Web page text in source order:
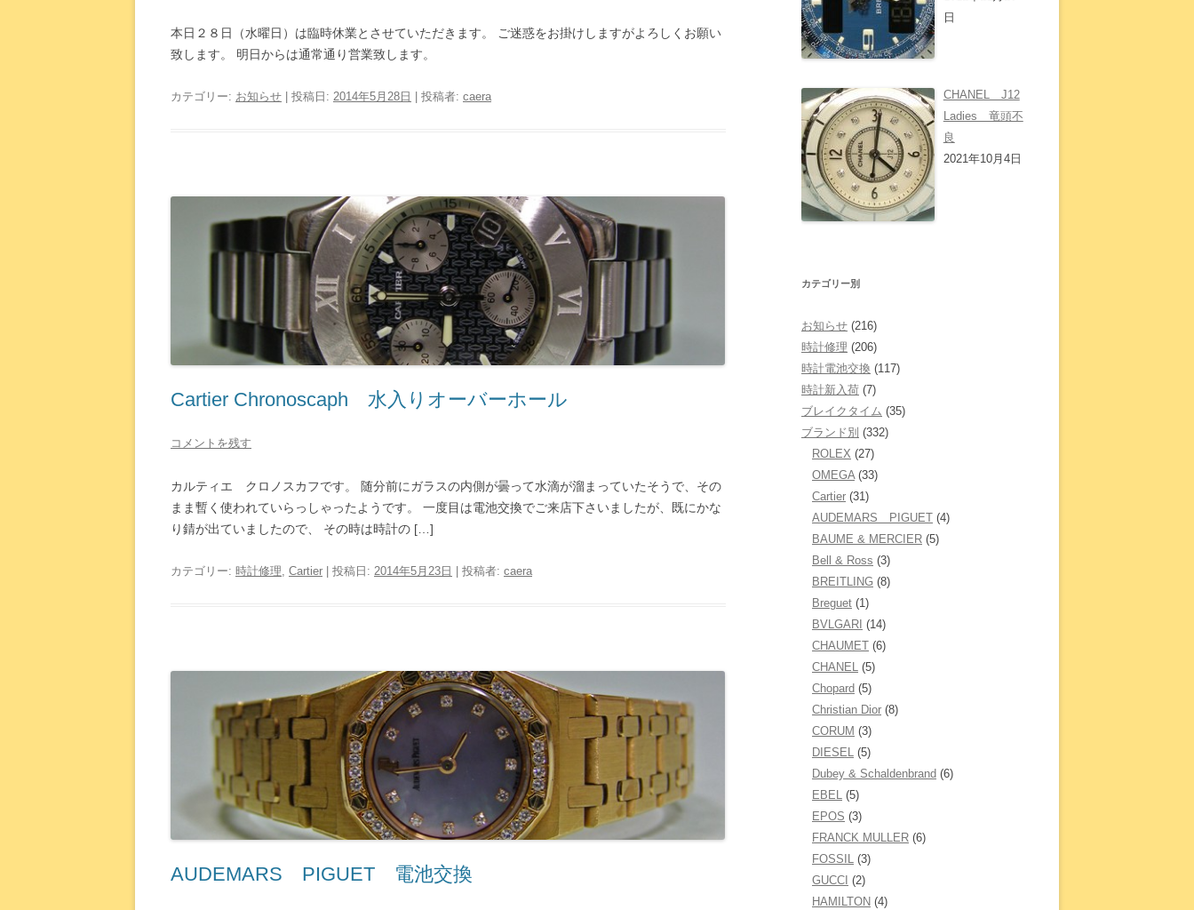
本日２８日（水曜日）は臨時休業とさせていただきます。 ご迷惑をお掛けしますがよろしくお願い
致します。 明日からは通常通り営業致します。
カテゴリー: お知らせ | 投稿日: 2014年5月28日 投稿者: caera
Cartier Chronoscaph 水入りオーバーホール
コメントを残す
カルティエ クロノスカフです。 随分前にガラスの内側が曇って水滴が溜まっていたそうで、その
まま暫く使われていらっしゃったようです。 一度目は電池交換でご来店下さいましたが、既にかな
り錆が出ていましたので、 その時は時計の […]
カテゴリー: 時計修理, Cartier | 投稿日: 2014年5月23日 投稿者: caera
AUDEMARS PIGUET 電池交換
日
CHANEL J12
Ladies 竜頭不
良
2021年10月4日
カテゴリー別
お知らせ (216)
時計修理 (206)
時計電池交換 (117)
時計新入荷 (7)
ブレイクタイム (35)
ブランド別 (332)
ROLEX (27)
OMEGA (33)
Cartier (31)
AUDEMARS PIGUET (4)
BAUME & MERCIER (5)
Bell & Ross (3)
BREITLING (8)
Breguet (1)
BVLGARI (14)
CHAUMET (6)
CHANEL (5)
Chopard (5)
Christian Dior (8)
CORUM (3)
DIESEL (5)
Dubey & Schaldenbrand (6)
EBEL (5)
EPOS (3)
FRANCK MULLER (6)
FOSSIL (3)
GUCCI (2)
HAMILTON (4)